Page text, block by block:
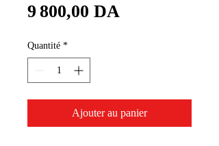
9 800,00 DA
Quantité *
Ajouter au panier